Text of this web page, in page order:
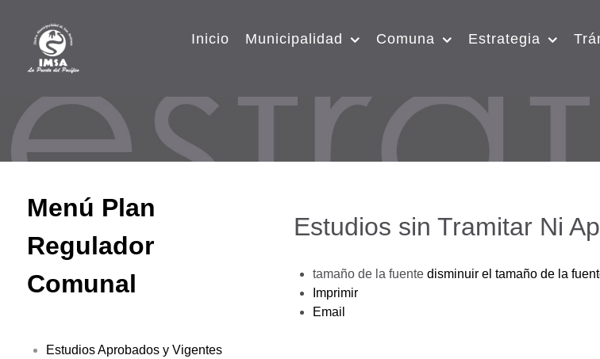
Inicio Municipalidad Comuna Estrategia
Menú Plan
Regulador
Comunal
Estudios Aprobados y Vigentes
Estudios sin Tramitar Ni
tamaño de la fuente disminuir el tamaño de la
Imprimir
Email